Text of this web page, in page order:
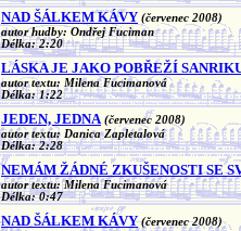
NAD ŠÁLKEM KÁVY (červenec 2008)
autor hudby: Ondřej Fuciman
Délka: 2:20
LÁSKA JE JAKO POBŘEŽÍ
autor textu: Milena Fucimanová
Délka: 1:22
JEDEN, JEDNA (červenec 2008)
autor textu: Danica Zapletalová
Délka: 2:28
NEMÁM ŽÁDNÉ ZKUŠENOSTI SE
autor textu: Milena Fucimanová
Délka: 0:47
NAD ŠÁLKEM KÁVY (červenec 2008)